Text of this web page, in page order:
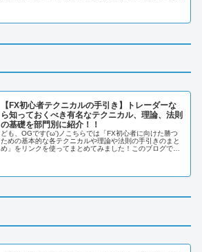
【FX初心者テクニカルの手引き】トレーダーな
ら知っておくべき有名なテクニカル、理論、法則
の基礎を部門別に紹介！！
ども、OGです('ω')ノこちらでは「FX初心者に向けた勝つ
ための基本的な各テクニカルや理論や法則の手引きのまと
め」をリンクを使ってまとめてみました！このブログでは